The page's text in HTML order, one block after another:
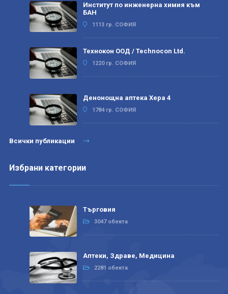
Институт по инженерна химия към
БАН
1113 гр. СОФИЯ
Технокон ООД / Technocon Ltd.
1220 гр. СОФИЯ
Денонощна аптека Хера 4
1784 гр. СОФИЯ
Всички публикации
Избрани категории
Търговия
3047 обекта
Аптеки, Здраве, Медицина
2281 обекта